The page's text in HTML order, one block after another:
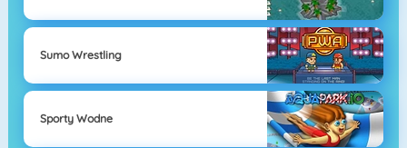
Sumo Wrestling
Sporty Wodne